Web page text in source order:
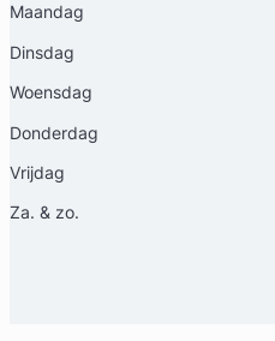
Maandag
Dinsdag
Woensdag
Donderdag
Vrijdag
Za. & zo.